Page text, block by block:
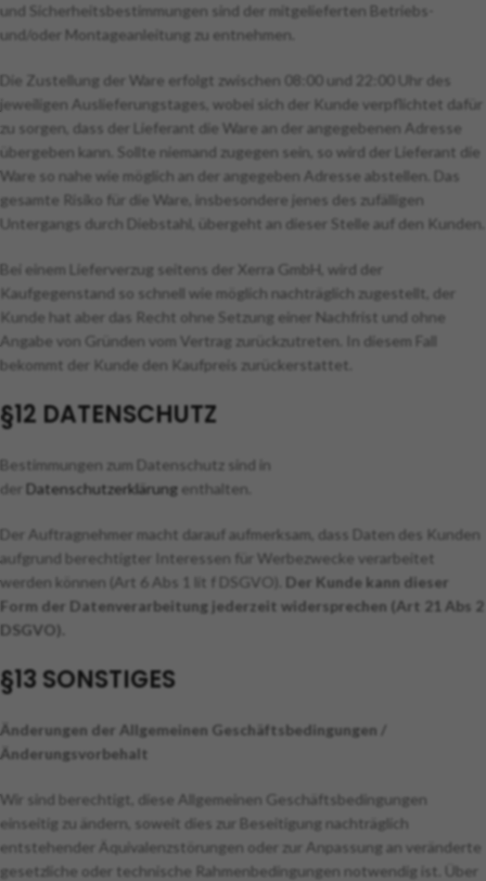
und Sicherheitsbestimmungen sind der mitgelieferten Betriebs-
und/oder Montageanleitung zu entnehmen.
Die Zustellung der Ware erfolgt zwischen 08:00 und 22:00 Uhr des
jeweiligen Auslieferungstages, wobei sich der Kunde verpflichtet dafür
zu sorgen, dass der Lieferant die Ware an der angegebenen Adresse
übergeben kann. Sollte niemand zugegen sein, so wird der Lieferant die
Ware so nahe wie möglich an der angegeben Adresse abstellen. Das
gesamte Risiko für die Ware, insbesondere jenes des zufälligen
Untergangs durch Diebstahl, übergeht an dieser Stelle auf den Kunden.
Bei einem Lieferverzug seitens der Xerra GmbH, wird der
Kaufgegenstand so schnell wie möglich nachträglich zugestellt, der
Kunde hat aber das Recht ohne Setzung einer Nachfrist und ohne
Angabe von Gründen vom Vertrag zurückzutreten. In diesem Fall
bekommt der Kunde den Kaufpreis zurückerstattet.
§12 DATENSCHUTZ
Bestimmungen zum Datenschutz sind in
der Datenschutzerklärung enthalten.
Der Auftragnehmer macht darauf aufmerksam, dass Daten des Kunden
aufgrund berechtigter Interessen für Werbezwecke verarbeitet
werden können (Art 6 Abs 1 lit f DSGVO). Der Kunde kann dieser
Form der Datenverarbeitung jederzeit widersprechen (Art 21 Abs 2
DSGVO).
§13 SONSTIGES
Änderungen der Allgemeinen Geschäftsbedingungen /
Änderungsvorbehalt
Wir sind berechtigt, diese Allgemeinen Geschäftsbedingungen
einseitig zu ändern, soweit dies zur Beseitigung nachträglich
entstehender Äquivalenzstörungen oder zur Anpassung an veränderte
gesetzliche oder technische Rahmenbedingungen notwendig ist. Über